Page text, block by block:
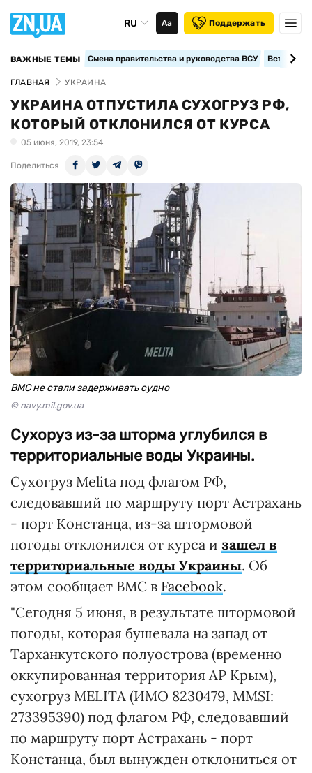
RU Аа Поддержать
ВАЖНЫЕ ТЕМЫ Смена правительства и руководства ВСУ
ГЛАВНАЯ УКРАИНА
УКРАИНА ОТПУСТИЛА СУХОГРУЗ РФ,
КОТОРЫЙ ОТКЛОНИЛСЯ ОТ КУРСА
05 июня, 2019, 23:54
Поделиться
ВМС не стали задерживать судно
© navy.mil.gov.ua
Сухоруз из-за шторма углубился в
территориальные воды Украины.
Сухогруз Melita под флагом РФ,
следовавший по маршруту порт Астрахань
- порт Констанца, из-за штормовой
погоды отклонился от курса и зашел в
территориальные воды Украины. Об
этом сообщает ВМС в Facebook.
"Сегодня 5 июня, в результате штормовой
погоды, которая бушевала на запад от
Тарханкутского полуострова (временно
оккупированная территория АР Крым),
сухогруз MELITA (ИМО 8230479, MMSI:
273395390) под флагом РФ, следовавший
по маршруту порт Астрахань - порт
Констанца, был вынужден отклониться от